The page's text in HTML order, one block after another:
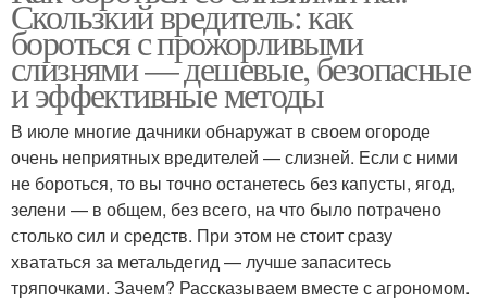
Скользкий вредитель: как
бороться с прожорливыми
слизнями — дешевые, безопасные
и эффективные методы
В июле многие дачники обнаружат в своем огороде
очень неприятных вредителей — слизней. Если с ними
не бороться, то вы точно останетесь без капусты, ягод,
зелени — в общем, без всего, на что было потрачено
столько сил и средств. При этом не стоит сразу
хвататься за метальдегид — лучше запаситесь
тряпочками. Зачем? Рассказываем вместе с агрономом.